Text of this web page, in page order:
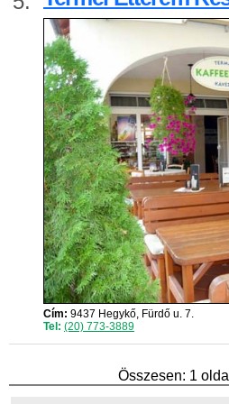
Cím: 9437 Hegykő, Fürdő u. 7.
Tel: (20) 773-3889
Összesen: 1